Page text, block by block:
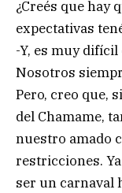
¿Creés que hay
expectativas
-Y, es muy
Nosotros
Pero, creo que,
del Chamame,
nuestro amado
restricciones.
ser un carnaval